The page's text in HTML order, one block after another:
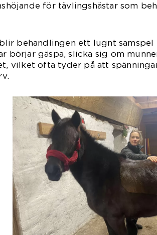
för tävlingshästar som
behandlingen ett lugnt samspel
börjar gäspa, slicka sig om
vilket ofta tyder på att